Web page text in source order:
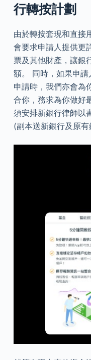
行轉按計劃
由於轉按套現和直接
會要求申請人提供更
票及其他財產，讓銀
額。 同時，如果申
申請時，我們亦會為
合你，務求為你做好
須安排新銀行律師以
(副本送新銀行及原有